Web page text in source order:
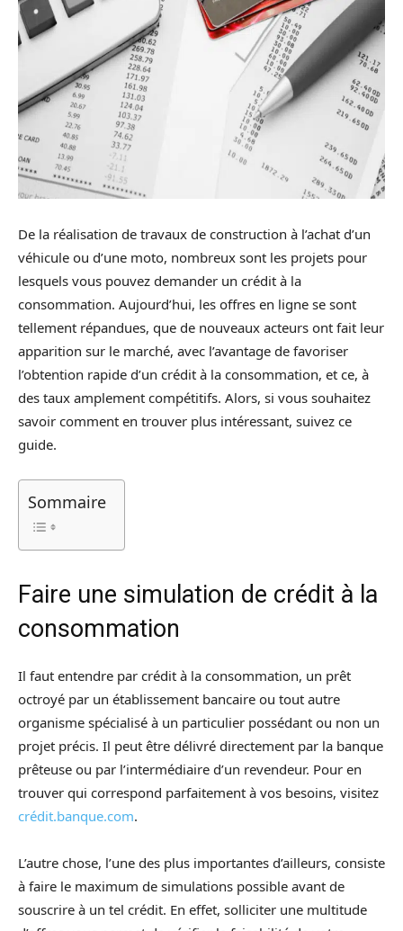
De la réalisation de travaux de construction à l’achat d’un
véhicule ou d’une moto, nombreux sont les projets pour
lesquels vous pouvez demander un crédit à la
consommation. Aujourd’hui, les offres en ligne se sont
tellement répandues, que de nouveaux acteurs ont fait leur
apparition sur le marché, avec l’avantage de favoriser
l’obtention rapide d’un crédit à la consommation, et ce, à
des taux amplement compétitifs. Alors, si vous souhaitez
savoir comment en trouver plus intéressant, suivez ce
guide.
Sommaire
Faire une simulation de crédit à la
consommation
Il faut entendre par crédit à la consommation, un prêt
octroyé par un établissement bancaire ou tout autre
organisme spécialisé à un particulier possédant ou non un
projet précis. Il peut être délivré directement par la banque
prêteuse ou par l’intermédiaire d’un revendeur. Pour en
trouver qui correspond parfaitement à vos besoins, visitez
crédit.banque.com.
L’autre chose, l’une des plus importantes d’ailleurs, consiste
à faire le maximum de simulations possible avant de
souscrire à un tel crédit. En effet, solliciter une multitude